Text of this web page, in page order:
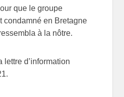
que le groupe
condamné en Bretagne
à la nôtre.
lettre d’information